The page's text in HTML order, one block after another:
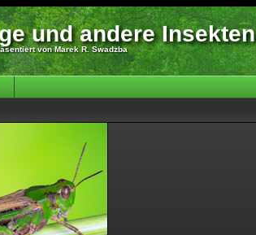
und andere Insekten
von Marek R. Swadzba